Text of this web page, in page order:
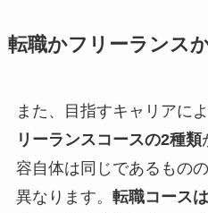
転職かフリーランス
また、目指すキャリアによ
リーランスコースの2種類
容自体は同じであるもの
異なります。 転職コース